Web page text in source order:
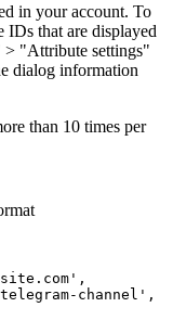
in your account. To
IDs that are displayed
> "Attribute settings"
dialog information
than 10 times per
channel',